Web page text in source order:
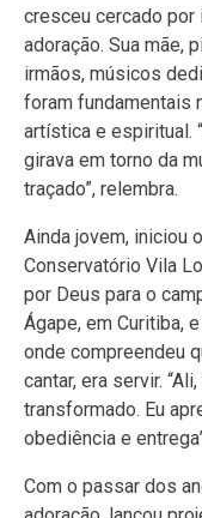
cresceu cercado
adoração. Sua mãe,
irmãos, músicos
foram fundamentais
artística e espiritual.
girava em torno da
traçado”, relembra.
Ainda jovem, iniciou
Conservatório Vila
por Deus para o
Ágape, em Curitiba,
onde compreendeu
cantar, era servir.
transformado. Eu
obediência e
Com o passar dos